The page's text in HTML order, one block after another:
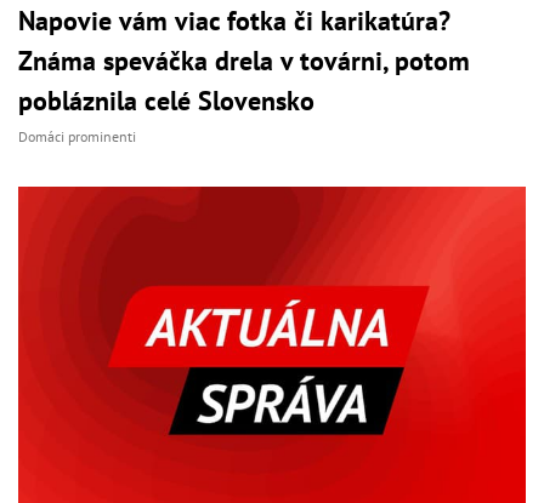
Napovie vám viac fotka či karikatúra?
Známa speváčka drela v továrni, potom
pobláznila celé Slovensko
Domáci prominenti